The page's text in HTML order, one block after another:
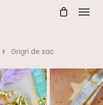
Menu
Grigri de sac